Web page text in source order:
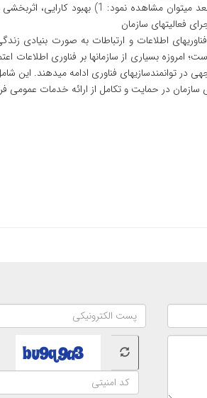
فعالیت‏های سازمان
اطلاعات و ارتباطات به صورت بنیادی
امروزه بسیاری از سازمان‏ها بر فناوری اطلاعات
در توانمندسازی‏های فناوری ادامه می‏دهند.
سازمان در حمایت و تکامل از ارائه خدمات عمومی